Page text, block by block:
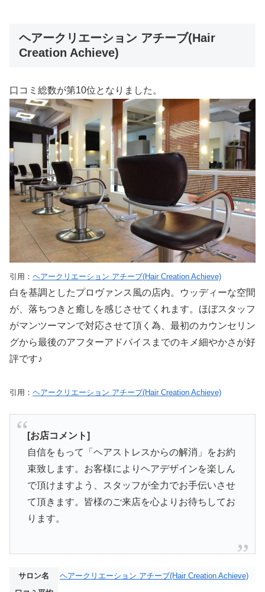
ヘアークリエーション アチーブ(Hair
Creation Achieve)
口コミ総数が第10位となりました。
引用： ヘアークリエーション アチーブ(Hair Creation Achieve)
白を基調としたプロヴァンス風の店内。ウッディーな空間
が、落ちつきと癒しを感じさせてくれます。ほぼスタッフ
がマンツーマンで対応させて頂く為、最初のカウンセリン
グから最後のアフターアドバイスまでのキメ細やかさが好
評です♪
引用： ヘアークリエーション アチーブ(Hair Creation Achieve)
[お店コメント]
自信をもって「ヘアストレスからの解消」をお約
束致します。お客様によりヘアデザインを楽しん
で頂けますよう、スタッフが全力でお手伝いさせ
て頂きます。皆様のご来店を心よりお待ちしてお
ります。
サロン名
ヘアークリエーション アチーブ(Hair Creation Achieve)